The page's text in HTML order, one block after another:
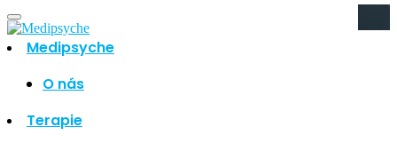
Medipsyche
O nás
Terapie
Blog
Hľadať
Najnovšie články